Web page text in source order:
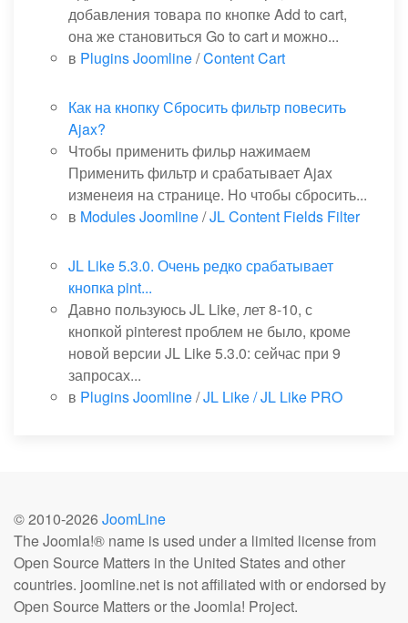
добавления товара по кнопке Add to cart,
она же становиться Go to cart и можно...
в Plugins Joomline/Content Cart
Как на кнопку Сбросить фильтр повесить
Ajax?
Чтобы применить фильр нажимаем
Применить фильтр и срабатывает Ajax
изменеия на странице. Но чтобы сбросить...
в Modules Joomline/JL Content Fields Filter
JL Like 5.3.0. Очень редко срабатывает
кнопка pint...
Давно пользуюсь JL Like, лет 8-10, с
кнопкой pinterest проблем не было, кроме
новой версии JL Like 5.3.0: сейчас при 9
запросах...
в Plugins Joomline/JL Like / JL Like PRO
© 2010-2026 JoomLine
The Joomla!® name is used under a limited license from
Open Source Matters in the United States and other
countries. joomline.net is not affiliated with or endorsed by
Open Source Matters or the Joomla! Project.